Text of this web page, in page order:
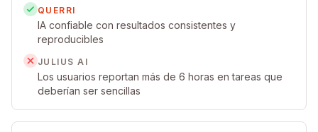
QUERRI
IA confiable con resultados consistentes y
reproducibles
JULIUS AI
Los usuarios reportan más de 6 horas en tareas que
deberían ser sencillas